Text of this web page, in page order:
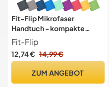
Fit-Flip Mikrofaser
Handtuch - kompakte
Microfaser Handtücher -
ideal als Sporthandtuch,
Reisehandtuch, Strandtuch
leicht - Badetuch groß
Fit-Flip
12,74 € 14,99 €
ZUM ANGEBOT